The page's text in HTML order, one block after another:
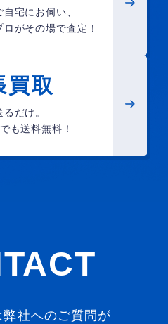
宅にお伺い、
ロがその場で査定！
買取
だけ。
も送料無料！
社へのご質問が